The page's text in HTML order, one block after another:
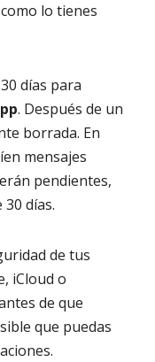
lo tienes
días para
. Después de un
borrada. En
mensajes
pendientes,
días.
de tus
iCloud o
de que
que puedas